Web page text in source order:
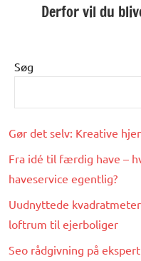
Derfor vil du
Søg
Gør det selv: Kreative
Fra idé til færdig have –
haveservice egentlig?
Uudnyttede
loftrum til ejerboliger
Seo rådgivning på